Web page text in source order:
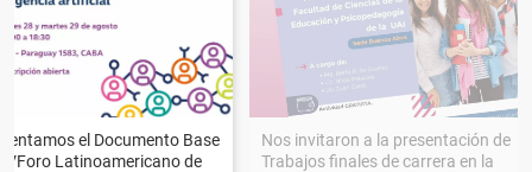
el Documento Base
Latinoamericano de
Nos invitaron a la presentación de
Trabajos finales de carrera en la